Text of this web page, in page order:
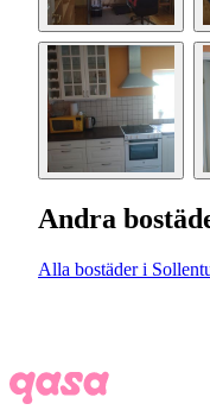
Andra
Alla bostäder i